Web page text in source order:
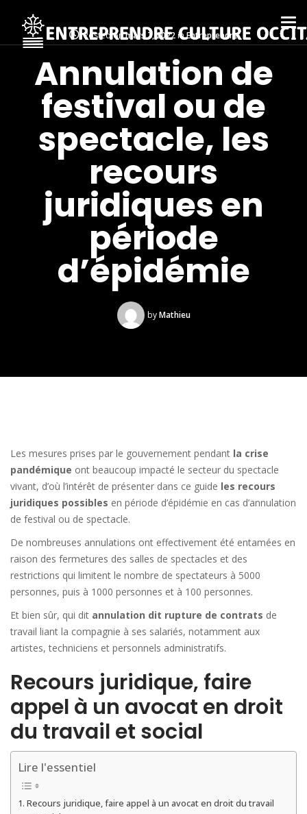
Posted on mars 7, 2022inEntreprendre
Annulation de
festival ou de
spectacle, les
recours
juridiques en
période
d’épidémie
by Mathieu
Les mesures prises par le gouvernement pendant la crise
pandémique ont beaucoup impacté le secteur du spectacle
vivant, d’où l’intérêt de présenter dans ce guide les recours
juridiques possibles en période d’épidémie en cas d’annulation
de festival ou de spectacle.
De nombreuses annulations ont effectivement été entamées en
raison des fermetures des salles de spectacles et des
restrictions qui limitent le nombre de spectateurs à 5000
personnes, puis à 1000 personnes et à 100 personnes.
Et bien sûr, qui dit annulation dit rupture de contrats de
travail liant la compagnie à ses salariés, notamment aux
artistes, techniciens et personnels administratifs.
Recours juridique, faire
appel à un avocat en droit
du travail et social
Lire l'essentiel
Recours juridique, faire appel à un avocat en droit du travail